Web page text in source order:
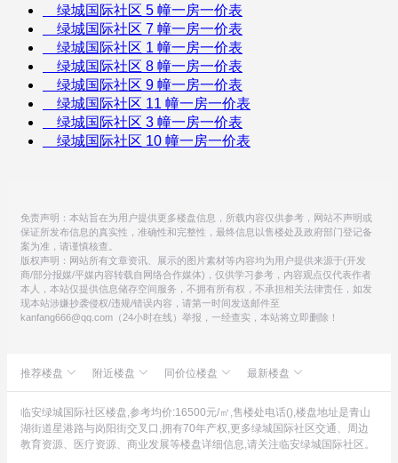
绿城国际社区 5 幢一房一价表
绿城国际社区 7 幢一房一价表
绿城国际社区 1 幢一房一价表
绿城国际社区 8 幢一房一价表
绿城国际社区 9 幢一房一价表
绿城国际社区 11 幢一房一价表
绿城国际社区 3 幢一房一价表
绿城国际社区 10 幢一房一价表
免责声明：本站旨在为用户提供更多楼盘信息，所载内容仅供参考，网站不声明或
保证所发布信息的真实性，准确性和完整性，最终信息以售楼处及政府部门登记备
案为准，请谨慎核查。
版权声明：网站所有文章资讯、展示的图片素材等内容均为用户提供来源于(开发
商/部分报媒/平媒内容转载自网络合作媒体)，仅供学习参考，内容观点仅代表作者
本人，本站仅提供信息储存空间服务，不拥有所有权，不承担相关法律责任，如发
现本站涉嫌抄袭侵权/违规/错误内容，请第一时间发送邮件至
kanfang666@qq.com（24小时在线）举报，一经查实，本站将立即删除！
推荐楼盘 附近楼盘 同价位楼盘 最新楼盘
滨江春盛大江名筑
禹洲滨天地
运河万科中心
兴耀锦里
德信市心府
万科溪谷岚湾
恒伟科技园
未来之芯
越秀西海岸
绿城桃李春风
越秀星汇城
中天珺府
临平新时代
云栖小镇国际青年公寓
越秀西海岸
奥克斯缔壹城
西溪欢乐城
碧桂园玖晟府
山水颐萃别院
绿城·宸岸栖月
英冠·春棠雅韵府
绿城·湖栖云庐
绿城·宸岸新月
和萃揽悦园
临安绿城国际社区楼盘,参考均价:16500元/㎡,售楼处电话(),楼盘地址是青山
湖街道星港路与岗阳街交叉口,拥有70年产权,更多绿城国际社区交通、周边
教育资源、医疗资源、商业发展等楼盘详细信息,请关注临安绿城国际社区。